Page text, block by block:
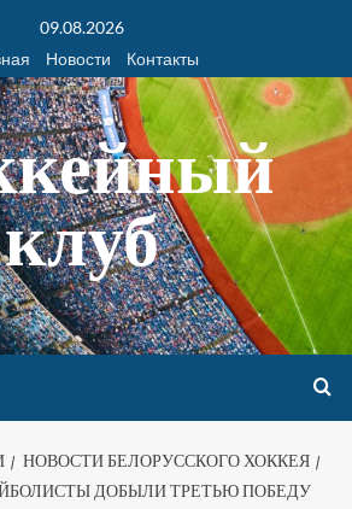
09.08.2026
Новости Контакты
клуб
НОВОСТИ БЕЛОРУССКОГО ХОККЕЯ
ДОБЫЛИ ТРЕТЬЮ ПОБЕДУ